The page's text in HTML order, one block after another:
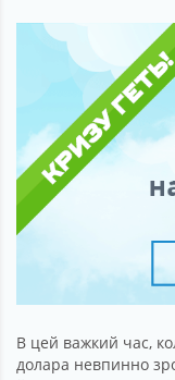
В цей важкий час,
долара невпинно